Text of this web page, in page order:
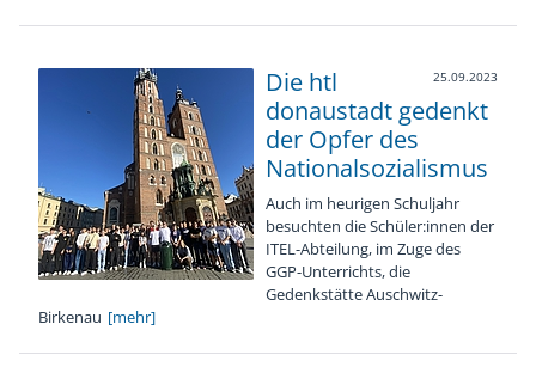
25.09.2023
Die htl
donaustadt gedenkt
der Opfer des
Nationalsozialismus
Auch im heurigen Schuljahr
besuchten die Schüler:innen der
ITEL-Abteilung, im Zuge des
GGP-Unterrichts, die
Gedenkstätte Auschwitz-
Birkenau [mehr]